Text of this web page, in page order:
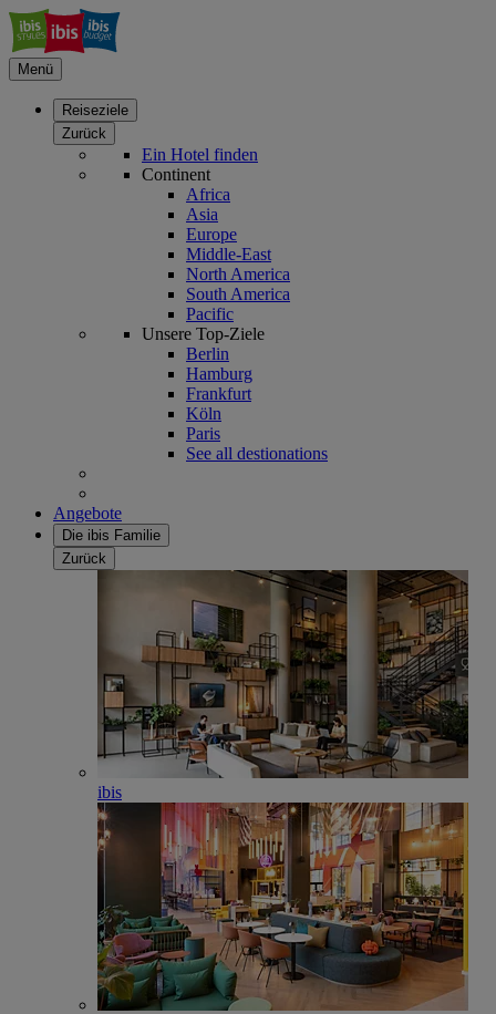
Menü
Reiseziele
Zurück
Ein Hotel finden
Continent
Africa
Asia
Europe
Middle-East
North America
South America
Pacific
Unsere Top-Ziele
Berlin
Hamburg
Frankfurt
Köln
Paris
See all destionations
Angebote
Die ibis Familie
Zurück
ibis